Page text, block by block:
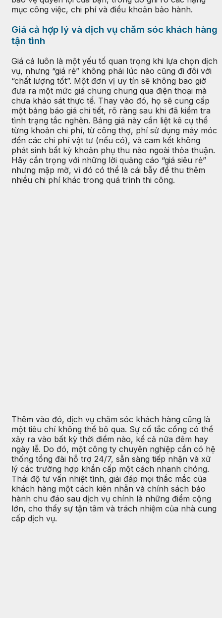
mục công việc, chi phí và điều khoản bảo hành.
Giá cả hợp lý và dịch vụ chăm sóc khách hàng
tận tình
Giá cả luôn là một yếu tố quan trọng khi lựa chọn dịch
vụ, nhưng “giá rẻ” không phải lúc nào cũng đi đôi với
“chất lượng tốt”. Một đơn vị uy tín sẽ không bao giờ
đưa ra một mức giá chung chung qua điện thoại mà
chưa khảo sát thực tế. Thay vào đó, họ sẽ cung cấp
một bảng báo giá chi tiết, rõ ràng sau khi đã kiểm tra
tình trạng tắc nghẽn. Bảng giá này cần liệt kê cụ thể
từng khoản chi phí, từ công thợ, phí sử dụng máy móc
đến các chi phí vật tư (nếu có), và cam kết không
phát sinh bất kỳ khoản phụ thu nào ngoài thỏa thuận.
Hãy cẩn trọng với những lời quảng cáo “giá siêu rẻ”
nhưng mập mờ, vì đó có thể là cái bẫy để thu thêm
nhiều chi phí khác trong quá trình thi công.
Thêm vào đó, dịch vụ chăm sóc khách hàng cũng là
một tiêu chí không thể bỏ qua. Sự cố tắc cống có thể
xảy ra vào bất kỳ thời điểm nào, kể cả nửa đêm hay
ngày lễ. Do đó, một công ty chuyên nghiệp cần có hệ
thống tổng đài hỗ trợ 24/7, sẵn sàng tiếp nhận và xử
lý các trường hợp khẩn cấp một cách nhanh chóng.
Thái độ tư vấn nhiệt tình, giải đáp mọi thắc mắc của
khách hàng một cách kiên nhẫn và chính sách bảo
hành chu đáo sau dịch vụ chính là những điểm cộng
lớn, cho thấy sự tận tâm và trách nhiệm của nhà cung
cấp dịch vụ.